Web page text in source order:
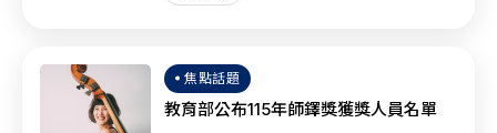
焦點話題
教育部公布115年師鐸獎獲獎人員名單